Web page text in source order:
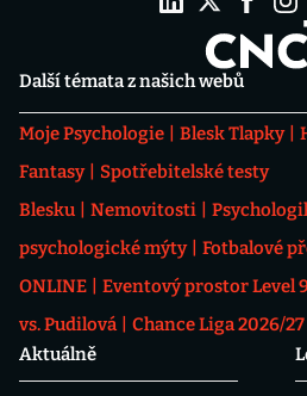
Další témata z našich webů
Moje Psychologie Blesk Tlapky
Fantasy
Spotřebitelské testy
Blesku
Nemovitosti
psychologické mýty
Fotbalové
ONLINE
Eventový prostor Level
vs. Pudilová
Chance Liga 2026/27
Aktuálně